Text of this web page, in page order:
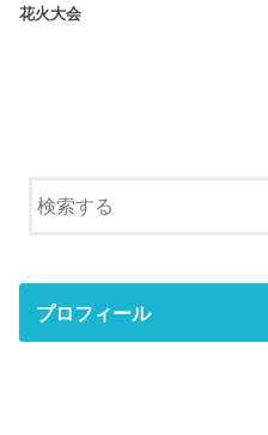
花火大会
プロフィール